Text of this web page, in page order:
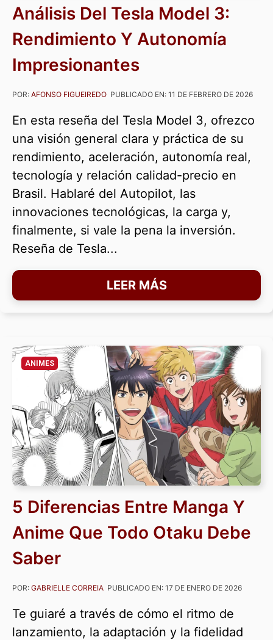
Análisis Del Tesla Model 3:
Rendimiento Y Autonomía
Impresionantes
POR: AFONSO FIGUEIREDO PUBLICADO EN: 11 DE FEBRERO DE 2026
En esta reseña del Tesla Model 3, ofrezco
una visión general clara y práctica de su
rendimiento, aceleración, autonomía real,
tecnología y relación calidad-precio en
Brasil. Hablaré del Autopilot, las
innovaciones tecnológicas, la carga y,
finalmente, si vale la pena la inversión.
Reseña de Tesla...
LEER MÁS
ANIMES
5 Diferencias Entre Manga Y
Anime Que Todo Otaku Debe
Saber
POR: GABRIELLE CORREIA PUBLICADO EN: 17 DE ENERO DE 2026
Te guiaré a través de cómo el ritmo de
lanzamiento, la adaptación y la fidelidad